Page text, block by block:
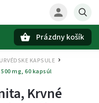
Prázdny košík
KAPSULE /
mg, 60 kapsúl
Krvné